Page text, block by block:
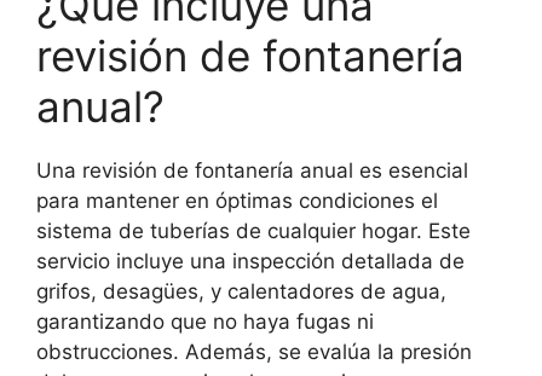
revisión de fontanería
anual?
Una revisión de fontanería anual es esencial
para mantener en óptimas condiciones el
sistema de tuberías de cualquier hogar. Este
servicio incluye una inspección detallada de
grifos, desagües, y calentadores de agua,
garantizando que no haya fugas ni
obstrucciones. Además, se evalúa la presión